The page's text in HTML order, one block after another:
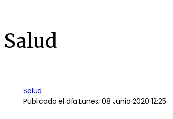
Salud
Salud
Publicado el día Lunes, 08 Junio 2020 12:25